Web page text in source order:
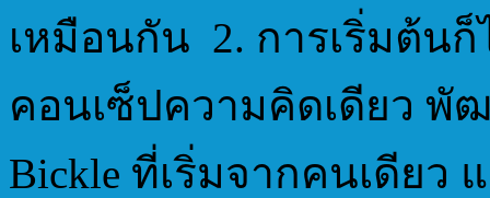
เหมือนกัน 2. การเริ่มต้น
คอนเซ็ปความคิดเดียว พั
Bickle ที่เริ่มจากคนเดียว